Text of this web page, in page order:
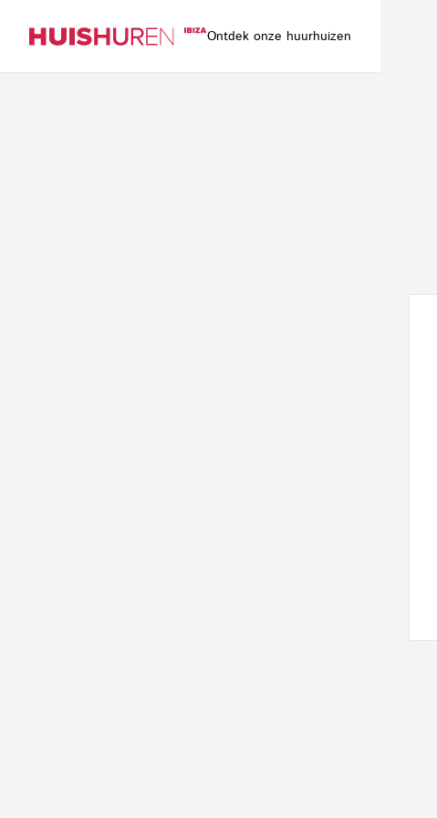
Ontdek onze huurhuizen